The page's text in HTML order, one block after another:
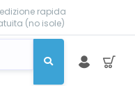
rapida
(no isole)